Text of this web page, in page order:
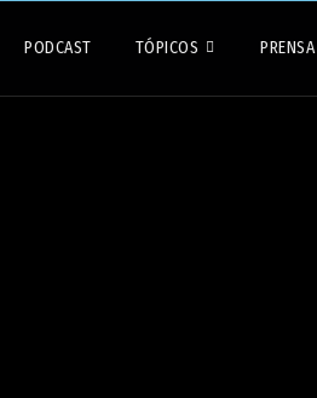
PODCAST TÓPICOS PRENSA